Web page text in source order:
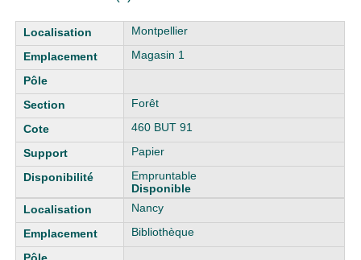
Liste des exemplaires
Montpellier
Magasin 1
Forêt
460 BUT 91
Papier
Empruntable
Disponible
Nancy
Bibliothèque